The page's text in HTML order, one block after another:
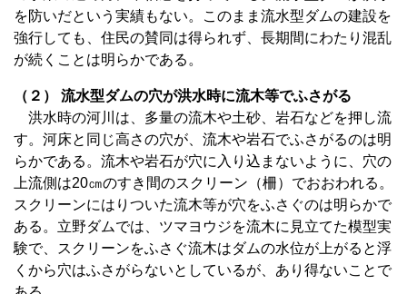
を防いだという実績もない。このまま流水型ダムの建設を
強行しても、住民の賛同は得られず、長期間にわたり混乱
が続くことは明らかである。
（２） 流水型ダムの穴が洪水時に流木等でふさがる
洪水時の河川は、多量の流木や土砂、岩石などを押し流
す。河床と同じ高さの穴が、流木や岩石でふさがるのは明
らかである。流木や岩石が穴に入り込まないように、穴の
上流側は20㎝のすき間のスクリーン（柵）でおおわれる。
スクリーンにはりついた流木等が穴をふさぐのは明らかで
ある。立野ダムでは、ツマヨウジを流木に見立てた模型実
験で、スクリーンをふさぐ流木はダムの水位が上がると浮
くから穴はふさがらないとしているが、あり得ないことで